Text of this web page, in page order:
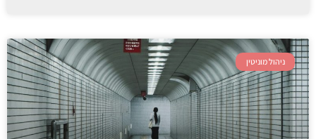
ניהול מוניטין